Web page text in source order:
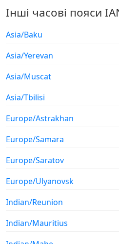
Інші часові пояси
Asia/Baku
Asia/Yerevan
Asia/Muscat
Asia/Tbilisi
Europe/Astrakhan
Europe/Samara
Europe/Saratov
Europe/Ulyanovsk
Indian/Reunion
Indian/Mauritius